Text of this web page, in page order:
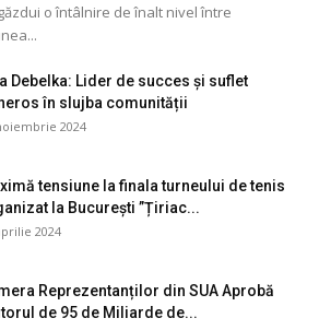
o întâlnire de înalt nivel între
Debelka: Lider de succes și suflet
în slujba comunității
2024
tensiune la finala turneului de tenis
la București ”Țiriac...
2024
Reprezentanților din SUA Aprobă
de 95 de Miliarde de...